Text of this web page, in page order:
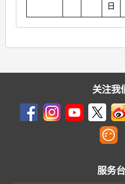
日
关注我
服务台